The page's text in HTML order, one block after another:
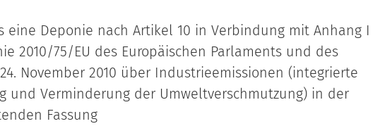
eine Deponie nach Artikel 10 in Verbindung mit Anhang I
2010/75/EU des Europäischen Parlaments und des
November 2010 über Industrieemissionen (integrierte
und Verminderung der Umweltverschmutzung) in der
Fassung